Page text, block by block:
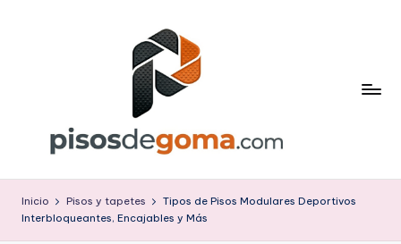
is
o
Inicio Pisos y tapetes
Tipos de Pisos Modulares Deportivos
Interbloqueantes, Encajables y Más